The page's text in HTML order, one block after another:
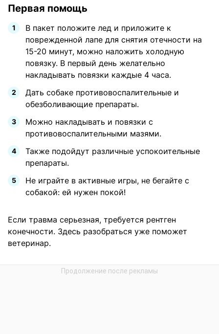
Первая помощь
В пакет положите лед и приложите к
поврежденной лапе для снятия отечности на
15-20 минут, можно наложить холодную
повязку. В первый день желательно
накладывать повязки каждые 4 часа.
Дать собаке противовоспалительные и
обезболивающие препараты.
Можно накладывать и повязки с
противовоспалительными мазями.
Также подойдут различные успокоительные
препараты.
Не играйте в активные игры, не бегайте с
собакой: ей нужен покой!
Если травма серьезная, требуется рентген
конечности. Здесь разобраться уже поможет
ветеринар.